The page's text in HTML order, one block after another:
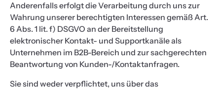
Anderenfalls erfolgt die Verarbeitung durch uns zur
Wahrung unserer berechtigten Interessen gemäß Art.
6 Abs. 1 lit. f) DSGVO an der Bereitstellung
elektronischer Kontakt- und Supportkanäle als
Unternehmen im B2B-Bereich und zur sachgerechten
Beantwortung von Kunden-/Kontaktanfragen.
Sie sind weder verpflichtet, uns über das